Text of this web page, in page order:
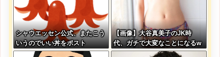
シャウエッセン公式、またこう
いうのでいい丼をポスト
【画像】大谷真美子のJK時
代、ガチで大変なことになるw
www